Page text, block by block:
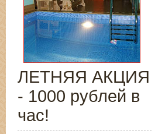
ЛЕТНЯЯ АКЦИЯ
- 1000 рублей в
час!